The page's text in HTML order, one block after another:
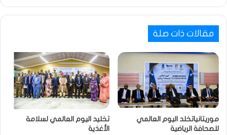
مقالات ذات صلة
موريتانياتخلد اليوم العالمي
للصحافة الرياضية
تخليد اليوم العالمي لسلامة
الأغذية